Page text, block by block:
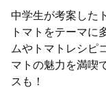
中学生が考案した
トマトをテーマに
ムやトマトレシピ
マトの魅力を満喫
スも！